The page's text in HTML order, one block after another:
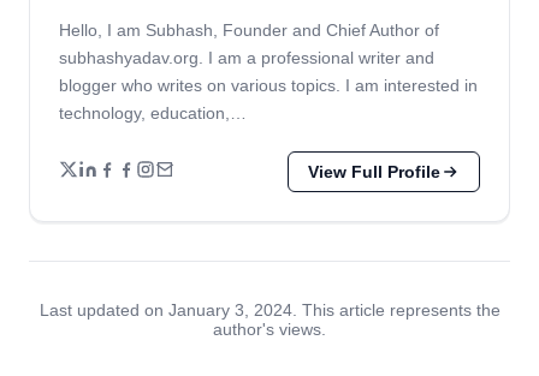
Hello, I am Subhash, Founder and Chief Author of
subhashyadav.org. I am a professional writer and
blogger who writes on various topics. I am interested in
technology, education,…
View Full Profile
Last updated on January 3, 2024. This article represents the
author's views.